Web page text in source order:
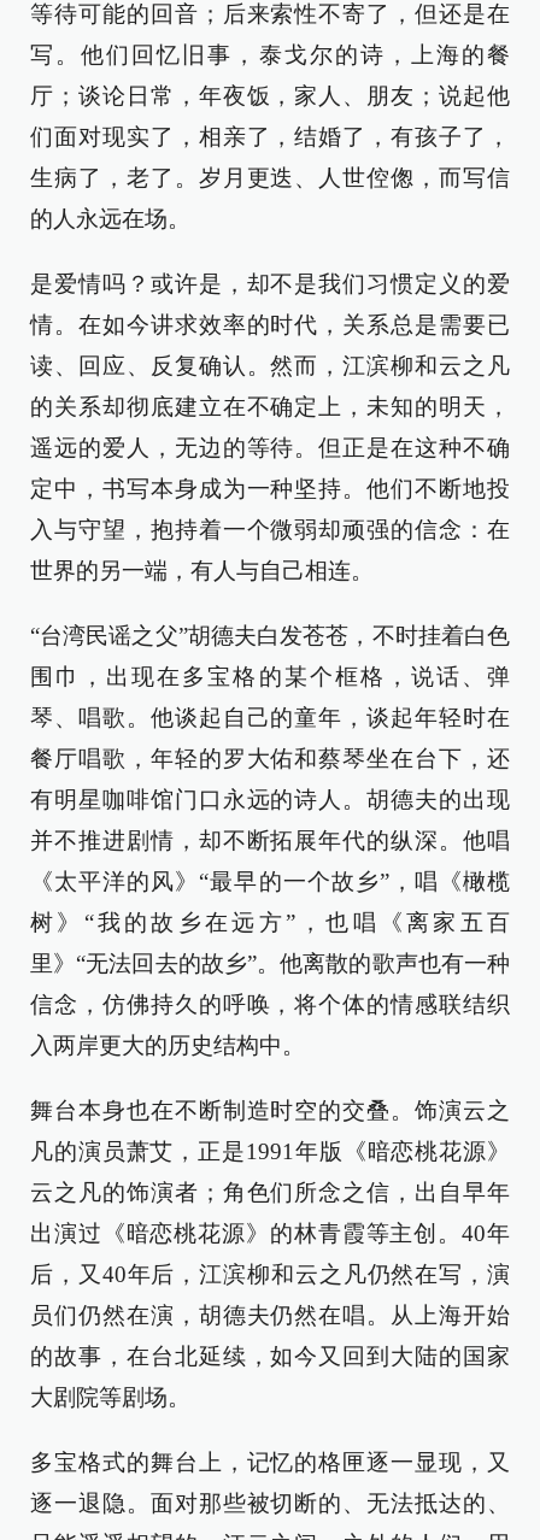
等待可能的回音；后来索性不寄了，但还是在
写。他们回忆旧事，泰戈尔的诗，上海的餐
厅；谈论日常，年夜饭，家人、朋友；说起他
们面对现实了，相亲了，结婚了，有孩子了，
生病了，老了。岁月更迭、人世倥偬，而写信
的人永远在场。
是爱情吗？或许是，却不是我们习惯定义的爱
情。在如今讲求效率的时代，关系总是需要已
读、回应、反复确认。然而，江滨柳和云之凡
的关系却彻底建立在不确定上，未知的明天，
遥远的爱人，无边的等待。但正是在这种不确
定中，书写本身成为一种坚持。他们不断地投
入与守望，抱持着一个微弱却顽强的信念：在
世界的另一端，有人与自己相连。
“台湾民谣之父”胡德夫白发苍苍，不时挂着白色
围巾，出现在多宝格的某个框格，说话、弹
琴、唱歌。他谈起自己的童年，谈起年轻时在
餐厅唱歌，年轻的罗大佑和蔡琴坐在台下，还
有明星咖啡馆门口永远的诗人。胡德夫的出现
并不推进剧情，却不断拓展年代的纵深。他唱
《太平洋的风》“最早的一个故乡”，唱《橄榄
树》“我的故乡在远方”，也唱《离家五百
里》“无法回去的故乡”。他离散的歌声也有一种
信念，仿佛持久的呼唤，将个体的情感联结织
入两岸更大的历史结构中。
舞台本身也在不断制造时空的交叠。饰演云之
凡的演员萧艾，正是1991年版《暗恋桃花源》
云之凡的饰演者；角色们所念之信，出自早年
出演过《暗恋桃花源》的林青霞等主创。40年
后，又40年后，江滨柳和云之凡仍然在写，演
员们仍然在演，胡德夫仍然在唱。从上海开始
的故事，在台北延续，如今又回到大陆的国家
大剧院等剧场。
多宝格式的舞台上，记忆的格匣逐一显现，又
逐一退隐。面对那些被切断的、无法抵达的、